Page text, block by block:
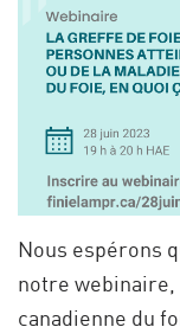
Nous espérons
notre webinaire,
canadienne du